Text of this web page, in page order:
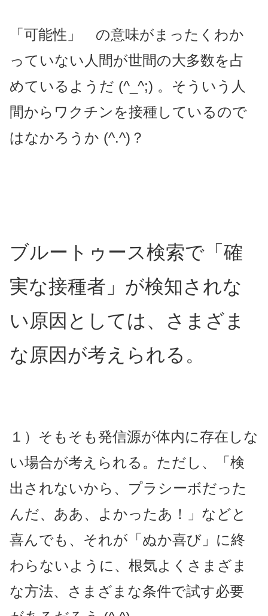
「可能性」 の意味がまったくわか
っていない人間が世間の大多数を占
めているようだ (^_^;) 。そういう人
間からワクチンを接種しているので
はなかろうか (^.^)？
ブルートゥース検索で「確
実な接種者」が検知されな
い原因としては、さまざま
な原因が考えられる。
１）そもそも発信源が体内に存在しな
い場合が考えられる。ただし、「検
出されないから、プラシーボだった
んだ、ああ、よかったあ！」などと
喜んでも、それが「ぬか喜び」に終
わらないように、根気よくさまざま
な方法、さまざまな条件で試す必要